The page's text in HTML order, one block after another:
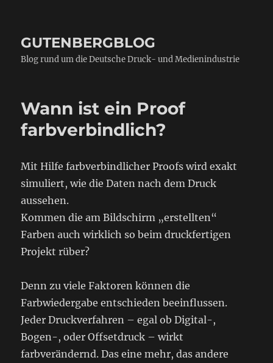
GUTENBERGBLOG
Blog rund um die Deutsche Druck- und Medienindustrie
Wann ist ein Proof
farbverbindlich?
Mit Hilfe farbverbindlicher Proofs wird exakt
simuliert, wie die Daten nach dem Druck
aussehen.
Kommen die am Bildschirm „erstellten“
Farben auch wirklich so beim druckfertigen
Projekt rüber?
Denn zu viele Faktoren können die
Farbwiedergabe entschieden beeinflussen.
Jeder Druckverfahren – egal ob Digital-,
Bogen-, oder Offsetdruck – wirkt
farbverändernd. Das eine mehr, das andere